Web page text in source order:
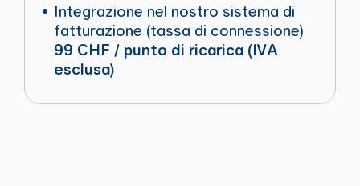
Integrazione nel nostro sistema di
fatturazione (tassa di connessione)
99 CHF / punto di ricarica (IVA
esclusa)